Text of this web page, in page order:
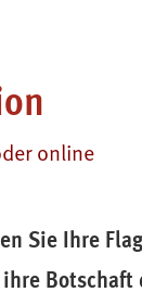
online
Sie Ihre
Botschaft